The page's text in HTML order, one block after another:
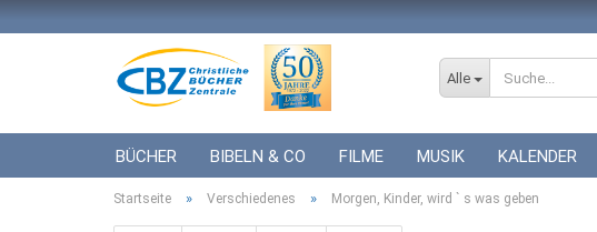
Alle
BÜCHER BIBELN & CO FILME MUSIK KALENDER
ICF BÜCHER VERSCHIEDENES GESCHENKE ZUR HOCHZEIT
Startseite » Verschiedenes » Morgen, Kinder, wird ` s was geben